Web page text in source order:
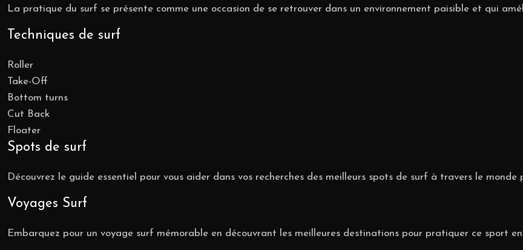
La pratique du surf se présente comme une occasion de se retrouver dans un environnement paisible et qui
Techniques de surf
Roller
Take-Off
Bottom turns
Cut Back
Floater
Spots de surf
Découvrez le guide essentiel pour vous aider dans vos recherches des meilleurs spots de surf à travers le monde
Voyages Surf
Embarquez pour un voyage surf mémorable en découvrant les meilleures destinations pour pratiquer ce sport